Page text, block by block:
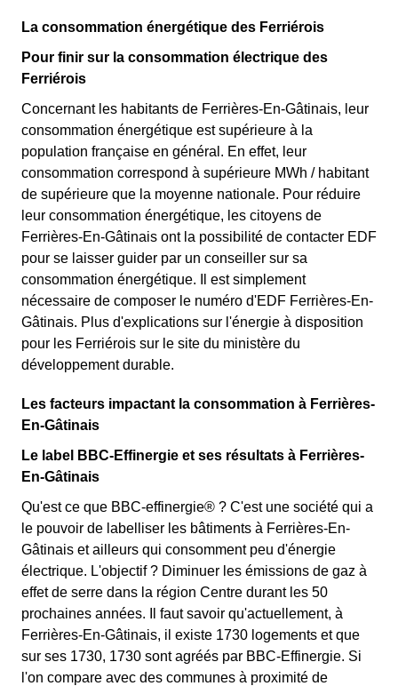
La consommation énergétique des Ferriérois
Pour finir sur la consommation électrique des
Ferriérois
Concernant les habitants de Ferrières-En-Gâtinais, leur
consommation énergétique est supérieure à la
population française en général. En effet, leur
consommation correspond à supérieure MWh / habitant
de supérieure que la moyenne nationale. Pour réduire
leur consommation énergétique, les citoyens de
Ferrières-En-Gâtinais ont la possibilité de contacter EDF
pour se laisser guider par un conseiller sur sa
consommation énergétique. Il est simplement
nécessaire de composer le numéro d'EDF Ferrières-En-
Gâtinais. Plus d'explications sur l'énergie à disposition
pour les Ferriérois sur le site du ministère du
développement durable.
Les facteurs impactant la consommation à Ferrières-
En-Gâtinais
Le label BBC-Effinergie et ses résultats à Ferrières-
En-Gâtinais
Qu'est ce que BBC-effinergie® ? C'est une société qui a
le pouvoir de labelliser les bâtiments à Ferrières-En-
Gâtinais et ailleurs qui consomment peu d'énergie
électrique. L'objectif ? Diminuer les émissions de gaz à
effet de serre dans la région Centre durant les 50
prochaines années. Il faut savoir qu'actuellement, à
Ferrières-En-Gâtinais, il existe 1730 logements et que
sur ses 1730, 1730 sont agréés par BBC-Effinergie. Si
l'on compare avec des communes à proximité de